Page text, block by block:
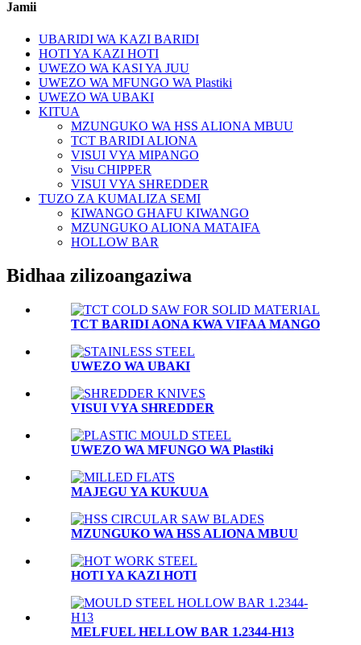
Jamii
UBARIDI WA KAZI BARIDI
HOTI YA KAZI HOTI
UWEZO WA KASI YA JUU
UWEZO WA MFUNGO WA Plastiki
UWEZO WA UBAKI
KITUA
MZUNGUKO WA HSS ALIONA MBUU
TCT BARIDI ALIONA
VISUI VYA MIPANGO
Visu CHIPPER
VISUI VYA SHREDDER
TUZO ZA KUMALIZA SEMI
KIWANGO GHAFU KIWANGO
MZUNGUKO ALIONA MATAIFA
HOLLOW BAR
Bidhaa zilizoangaziwa
TCT BARIDI AONA KWA VIFAA MANGO
UWEZO WA UBAKI
VISUI VYA SHREDDER
UWEZO WA MFUNGO WA Plastiki
MAJEGU YA KUKUUA
MZUNGUKO WA HSS ALIONA MBUU
HOTI YA KAZI HOTI
MELFUEL HELLOW BAR 1.2344-H13